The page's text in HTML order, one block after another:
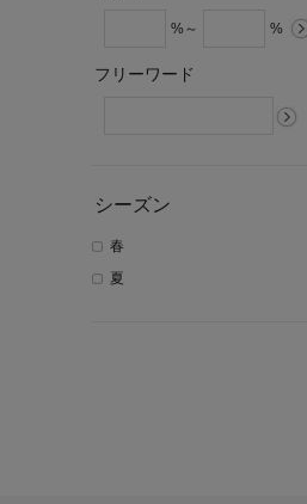
%～ %
フリーワード
シーズン
春
夏